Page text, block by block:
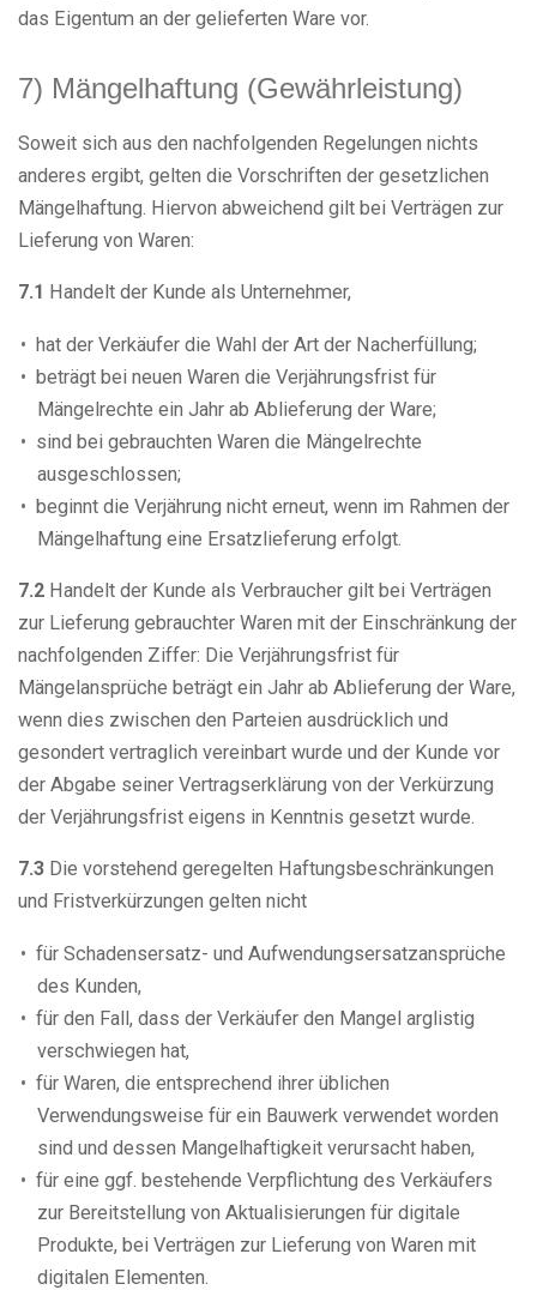
das Eigentum an der gelieferten Ware vor.
7) Mängelhaftung (Gewährleistung)
Soweit sich aus den nachfolgenden Regelungen nichts
anderes ergibt, gelten die Vorschriften der gesetzlichen
Mängelhaftung. Hiervon abweichend gilt bei Verträgen zur
Lieferung von Waren:
7.1 Handelt der Kunde als Unternehmer,
hat der Verkäufer die Wahl der Art der Nacherfüllung;
beträgt bei neuen Waren die Verjährungsfrist für
Mängelrechte ein Jahr ab Ablieferung der Ware;
sind bei gebrauchten Waren die Mängelrechte
ausgeschlossen;
beginnt die Verjährung nicht erneut, wenn im Rahmen der
Mängelhaftung eine Ersatzlieferung erfolgt.
7.2 Handelt der Kunde als Verbraucher gilt bei Verträgen
zur Lieferung gebrauchter Waren mit der Einschränkung der
nachfolgenden Ziffer: Die Verjährungsfrist für
Mängelansprüche beträgt ein Jahr ab Ablieferung der Ware,
wenn dies zwischen den Parteien ausdrücklich und
gesondert vertraglich vereinbart wurde und der Kunde vor
der Abgabe seiner Vertragserklärung von der Verkürzung
der Verjährungsfrist eigens in Kenntnis gesetzt wurde.
7.3 Die vorstehend geregelten Haftungsbeschränkungen
und Fristverkürzungen gelten nicht
für Schadensersatz- und Aufwendungsersatzansprüche
des Kunden,
für den Fall, dass der Verkäufer den Mangel arglistig
verschwiegen hat,
für Waren, die entsprechend ihrer üblichen
Verwendungsweise für ein Bauwerk verwendet worden
sind und dessen Mangelhaftigkeit verursacht haben,
für eine ggf. bestehende Verpflichtung des Verkäufers
zur Bereitstellung von Aktualisierungen für digitale
Produkte, bei Verträgen zur Lieferung von Waren mit
digitalen Elementen.